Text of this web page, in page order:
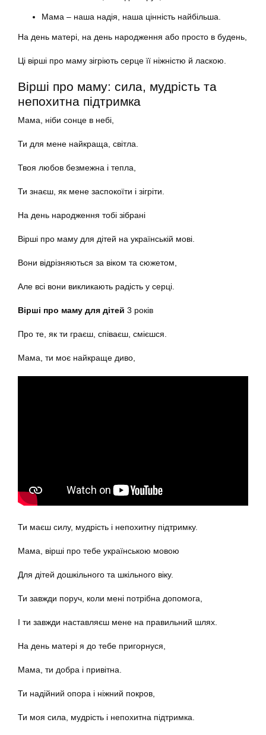
Мама – наша надія, наша цінність найбільша.
На день матері, на день народження або просто в будень,
Ці вірші про маму зігріють серце її ніжністю й ласкою.
Вірші про маму: сила, мудрість та
непохитна підтримка
Мама, ніби сонце в небі,
Ти для мене найкраща, світла.
Твоя любов безмежна і тепла,
Ти знаєш, як мене заспокоїти і зігріти.
На день народження тобі зібрані
Вірші про маму для дітей на українській мові.
Вони відрізняються за віком та сюжетом,
Але всі вони викликають радість у серці.
Вірші про маму для дітей 3 років
Про те, як ти граєш, співаєш, смієшся.
Мама, ти моє найкраще диво,
Ти маєш силу, мудрість і непохитну підтримку.
Мама, вірші про тебе українською мовою
Для дітей дошкільного та шкільного віку.
Ти завжди поруч, коли мені потрібна допомога,
І ти завжди наставляєш мене на правильний шлях.
На день матері я до тебе пригорнуся,
Мама, ти добра і привітна.
Ти надійний опора і ніжний покров,
Ти моя сила, мудрість і непохитна підтримка.